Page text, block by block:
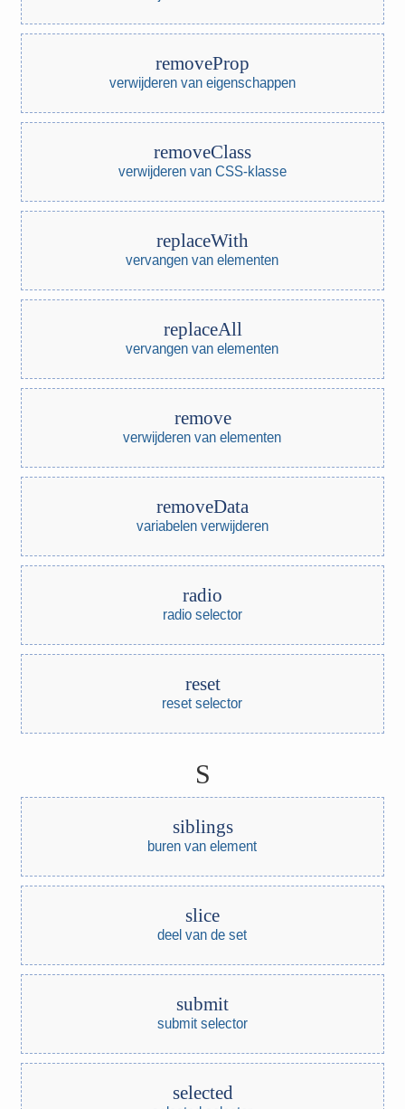
removeProp
verwijderen van eigenschappen
removeClass
verwijderen van CSS-klasse
replaceWith
vervangen van elementen
replaceAll
vervangen van elementen
remove
verwijderen van elementen
removeData
variabelen verwijderen
radio
radio selector
reset
reset selector
S
siblings
buren van element
slice
deel van de set
submit
submit selector
selected